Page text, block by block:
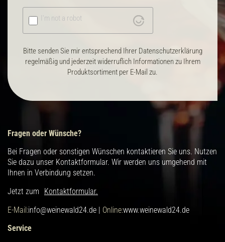
Service
Fragen oder Wünsche?
Bei Fragen oder sonstigen Wünschen kontaktieren Sie uns. Nutzen
Sie dazu unser Kontaktformular. Wir werden uns umgehend mit
Ihnen in Verbindung setzen.
Jetzt zum
Kontaktformular.
E-Mail:info@weinewald24.de | Online:www.weinewald24.de
I'm not a robot
Bitte senden Sie mir entsprechend Ihrer Datenschutzerklärung
regelmäßig und jederzeit widerruflich Informationen zu Ihrem
Produktsortiment per E-Mail zu.